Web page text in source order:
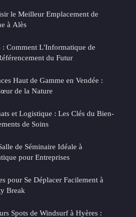
le Meilleur Emplacement de
à Alès
: Comment L'Informatique de
du Futur
Haut de Gamme en Vendée :
de la Nature
et Logistique : Les Clés du Bien-
de Soins
de Séminaire Idéale à
pour Entreprises
pour Se Déplacer Facilement à
Break
Spots de Windsurf à Hyères :